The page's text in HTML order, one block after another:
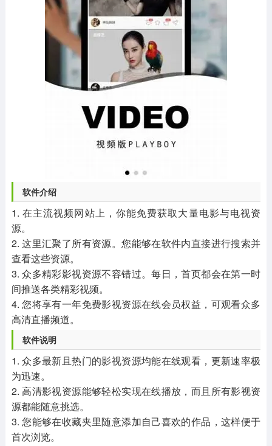
软件介绍
1. 在主流视频网站上，你能免费获取大量电影与电视资
源。
2. 这里汇聚了所有资源。您能够在软件内直接进行搜索并
查看这些资源。
3. 众多精彩影视资源不容错过。每日，首页都会在第一时
间推送各类精彩视频。
4. 您将享有一年免费影视资源在线会员权益，可观看众多
高清直播频道。
软件说明
1. 众多最新且热门的影视资源均能在线观看，更新速率极
为迅速。
2. 高清影视资源能够轻松实现在线播放，而且所有影视资
源都能随意挑选。
3. 您能够在收藏夹里随意添加自己喜欢的作品，这样便于
首次浏览。